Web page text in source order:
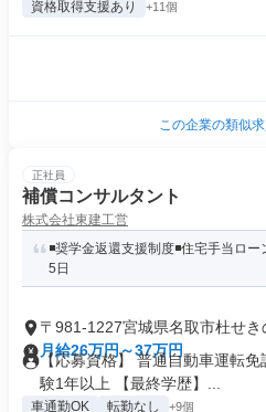
資格取得支援あり +11個
この企業の類似
正社員
補償コンサルタント
株式会社東建工営
◾️奨学金返還支援制度◾️住宅手当ロ
5日
〒981-1227宮城県名取市杜せき
月給26万円～37万円
【応募資格】 普通自動車運転
験1年以上 【最終学歴】...
車通勤OK 転勤なし +9個